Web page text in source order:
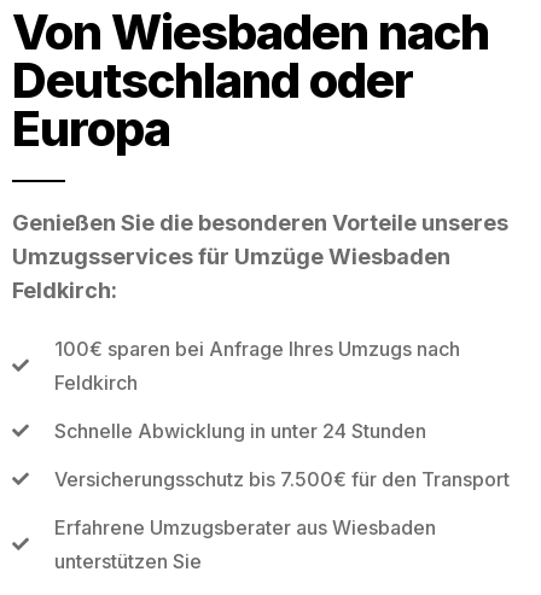
Von Wiesbaden nach
Deutschland oder
Europa
Genießen Sie die besonderen Vorteile unseres
Umzugsservices für Umzüge Wiesbaden
Feldkirch:
100€ sparen bei Anfrage Ihres Umzugs nach
Feldkirch
Schnelle Abwicklung in unter 24 Stunden
Versicherungsschutz bis 7.500€ für den Transport
Erfahrene Umzugsberater aus Wiesbaden
unterstützen Sie